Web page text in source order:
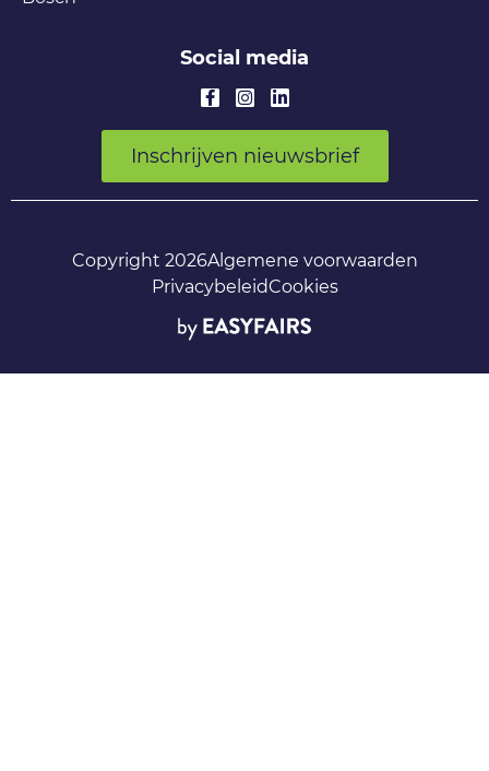
Social media
Inschrijven nieuwsbrief
Copyright 2026Algemene voorwaarden
PrivacybeleidCookies